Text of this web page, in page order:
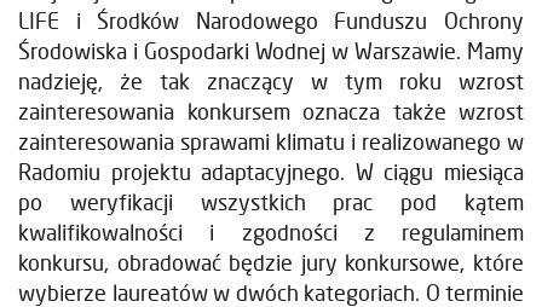
LIFE i Środków Narodowego Funduszu Ochrony
Środowiska i Gospodarki Wodnej w Warszawie. Mamy
nadzieję, że tak znaczący w tym roku wzrost
zainteresowania konkursem oznacza także wzrost
zainteresowania sprawami klimatu i realizowanego w
Radomiu projektu adaptacyjnego. W ciągu miesiąca
po weryfikacji wszystkich prac pod kątem
kwalifikowalności i zgodności z regulaminem
konkursu, obradować będzie jury konkursowe, które
wybierze laureatów w dwóch kategoriach. O terminie